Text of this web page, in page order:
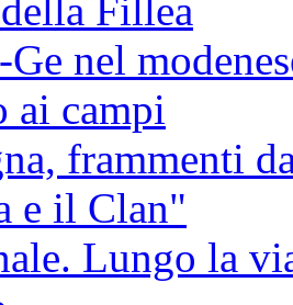
Fillea
nel
ai campi
frammenti
e il Clan"
Lungo la